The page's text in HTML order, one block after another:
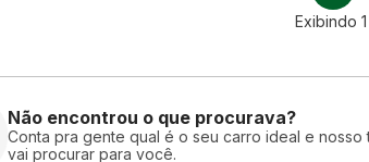
Exibindo
Não encontrou o que procurava?
Conta pra gente qual é o seu carro ideal e nosso
vai procurar para você.